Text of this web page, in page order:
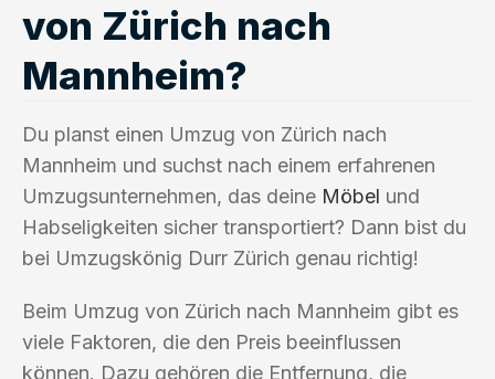
von Zürich nach
Mannheim?
Du planst einen Umzug von Zürich nach
Mannheim und suchst nach einem erfahrenen
Umzugsunternehmen, das deine Möbel und
Habseligkeiten sicher transportiert? Dann bist du
bei Umzugskönig Durr Zürich genau richtig!
Beim Umzug von Zürich nach Mannheim gibt es
viele Faktoren, die den Preis beeinflussen
können. Dazu gehören die Entfernung, die